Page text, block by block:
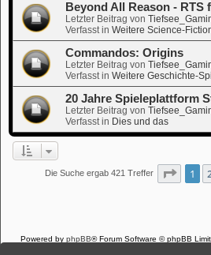
Beyond All Reason - RTS
Letzter Beitrag von
Verfasst in Weitere Science-
Commandos: Origins
Letzter Beitrag von
Verfasst in Weitere Geschichte-
20 Jahre Spieleplattform
Letzter Beitrag von
Verfasst in Dies und das
Die Suche ergab 421 Treffer Seite 1
1
Powered by phpBB® Forum Software © phpBB